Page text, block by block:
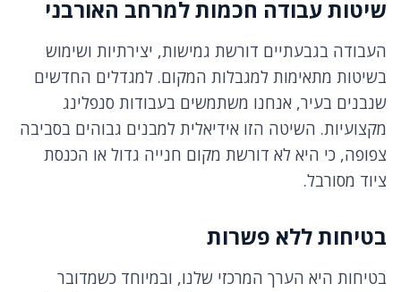
שיטות עבודה חכמות למרחב האורבני
העבודה בגבעתיים דורשת גמישות, יצירתיות ושימוש
בשיטות מתאימות למגבלות המקום. למגדלים החדשים
שנבנים בעיר, אנחנו משתמשים בעבודות סנפלינג
מקצועיות. השיטה הזו אידיאלית למבנים גבוהים בסביבה
צפופה, כי היא לא דורשת מקום חנייה גדול או הכנסת
ציוד מסורבל.
בטיחות ללא פשרות
בטיחות היא הערך המרכזי שלנו, ובמיוחד כשמדובר